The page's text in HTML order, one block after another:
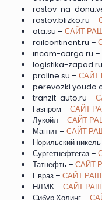
rostov-na-
rostov.blizko.ru –
ata.su – САЙТ
railcontinent.ru –
incom-cargo.ru –
logistika-
proline.su – САЙТ
tranzit-auto.ru –
Газпром – САЙТ
Лукойл – САЙТ
Магнит – САЙТ
Норильский
Сургетнефтегаз –
Татнефть – САЙТ
Евраз – САЙТ
НЛМК – САЙТ